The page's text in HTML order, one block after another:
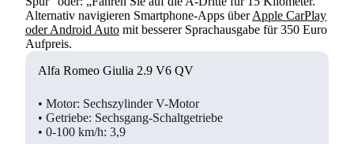
Alternativ navigieren Smartphone-Apps überApple CarPlay
oder Android Auto mit besserer Sprachausgabe für 350 Euro
Aufpreis.
Alfa Romeo Giulia 2.9 V6 QV
• Motor: Sechszylinder V-Motor
• Getriebe: Sechsgang-Schaltgetriebe
• 0-100 km/h: 3,9